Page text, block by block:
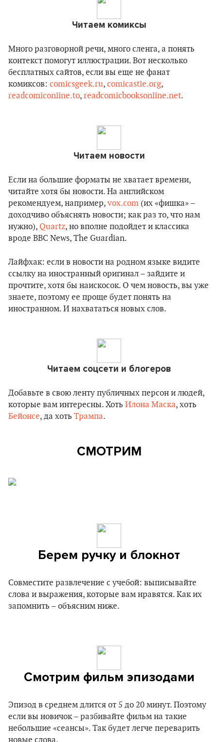
Читаем комиксы
Много разговорной речи, много сленга, а понять
контекст помогут иллюстрации. Вот несколько
бесплатных сайтов, если вы еще не фанат
комиксов: comicsgeek.ru, comicastle.org,
readcomiconline.to, readcomicbooksonline.net.
Читаем новости
Если на большие форматы не хватает времени,
читайте хотя бы новости. На английском
рекомендуем, например,vox.com (их «фишка» –
доходчиво объяснять новости; как раз то, что нам
нужно), Quartz, но вполне подойдет и классика
вроде BBC News, The Guardian.
Лайфхак: если в новости на родном языке видите
ссылку на иностранный оригинал – зайдите и
прочтите, хотя бы наискосок. О чем новость, вы уже
знаете, поэтому ее проще будет понять на
иностранном. И нахвататься новых слов.
Читаем соцсети и блогеров
Добавьте в свою ленту публичных персон и людей,
которые вам интересны. Хоть Илона Маска, хоть
Бейонсе, да хоть Трампа.
СМОТРИМ
Берем ручку и блокнот
Cовместите развлечение с учебой: выписывайте
слова и выражения, которые вам нравятся. Как их
запомнить – объясним ниже.
Смотрим фильм эпизодами
Эпизод в среднем длится от 5 до 20 минут. Поэтому
если вы новичок – разбивайте фильм на такие
небольшие «сеансы». Так будет легче переварить
новые слова.